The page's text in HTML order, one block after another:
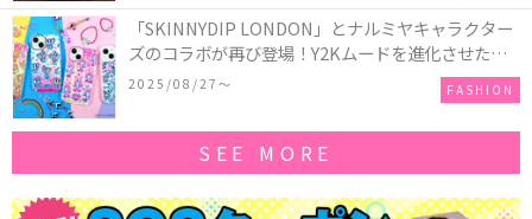
「SKINNYDIP LONDON」とナルミヤキャラクター
ズのコラボが再び登場！Y2Kムードを進化させた新
作コレクションを発売♪
2025/08/27〜 FASHION
SEE MORE